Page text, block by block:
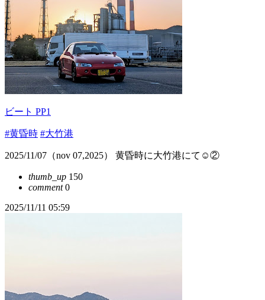
ビート PP1
#黄昏時 #大竹港
2025/11/07（nov 07,2025） 黄昏時に大竹港にて☺️②
thumb_up 150
comment0
2025/11/11 05:59